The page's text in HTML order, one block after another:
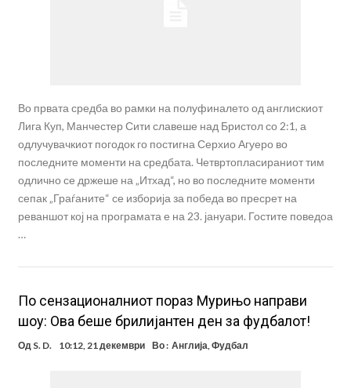
Во првата средба во рамки на полуфиналето од англискиот
Лига Куп, Манчестер Сити славеше над Бристол со 2:1, а
одлучувачкиот погодок го постигна Серхио Агуеро во
последните моменти на средбата. Четвртопласираниот тим
одлично се држеше на „Итхад“, но во последните моменти
сепак „Граѓаните“ се изборија за победа во пресрет на
реваншот кој на програмата е на 23. јануари. Гостите поведоа
…
По сензационалниот пораз Мурињо направи
шоу: Ова беше брилијантен ден за фудбалот!
Од S. D. 10:12, 21 декември Во : Англија Фудбал